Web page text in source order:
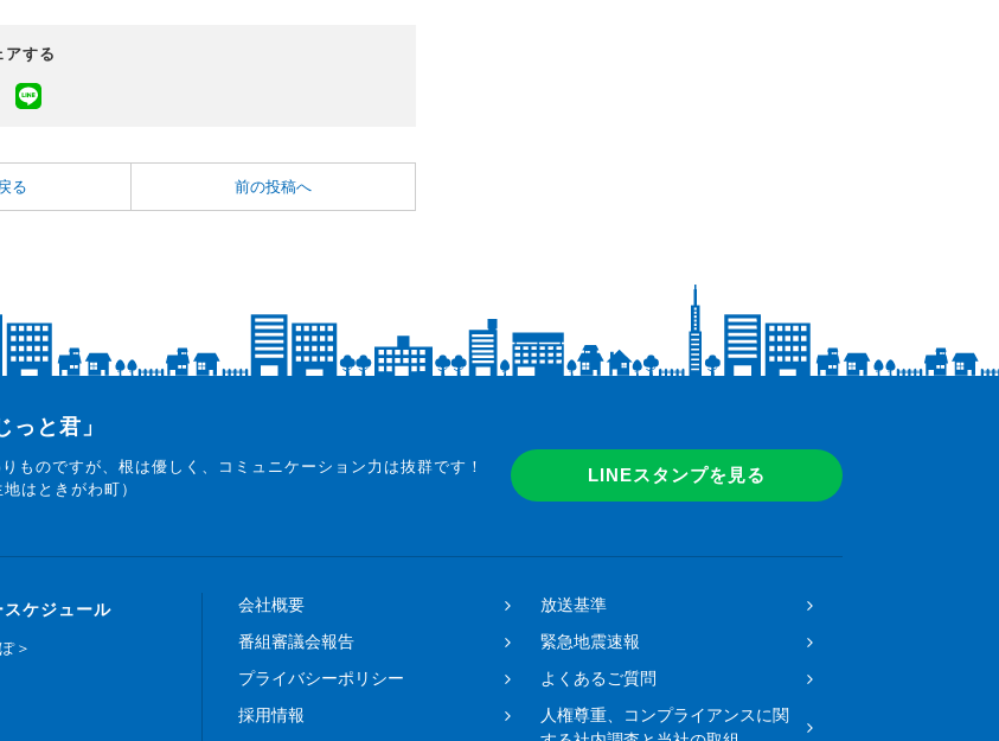
アする
Facebook
る 前の投稿へ
と君」
ものですが、根は優しく、コミュニケーション力は抜群です！
はときがわ町）
LINEスタンプを見る
スケジュール
＞
会社概要
放送基準
番組審議会報告
緊急地震速報
プライバシーポリシー
よくあるご質問
採用情報
人権尊重、コンプライアンスに関